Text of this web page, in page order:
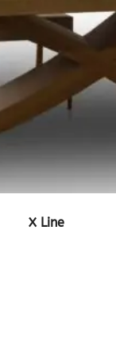
ΔΕΙΤΕ ΤΟ ΠΡΟΪΟΝ
X Line